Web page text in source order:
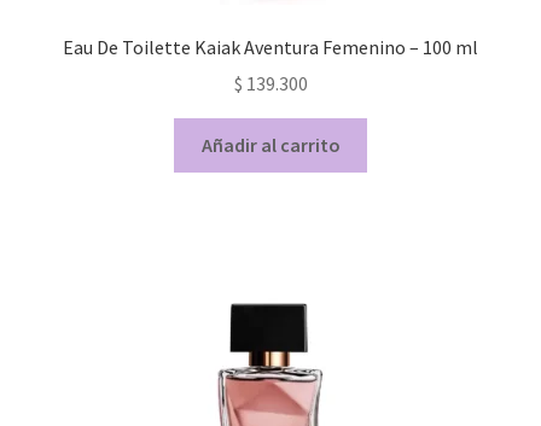
Eau De Toilette Kaiak Aventura Femenino – 100 ml
$ 139.300
Añadir al carrito